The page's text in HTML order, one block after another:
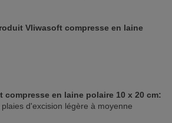
Vliwasoft compresse en laine
en laine polaire 10 x 20 cm:
d'excision légère à moyenne